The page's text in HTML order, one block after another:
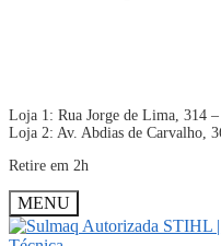
Loja 1: Rua Jorge de Lima, 314
Loja 2: Av. Abdias de Carvalho,
Retire em 2h
MENU